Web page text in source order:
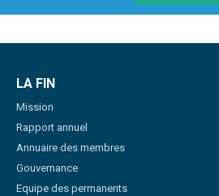
LA FIN
Mission
Rapport annuel
Annuaire des membres
Gouvernance
Equipe des permanents